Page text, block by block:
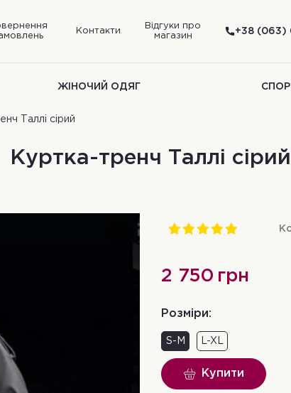
Контакти
Відгуки про
магазин
+38 (063)
ЖІНОЧИЙ ОДЯГ
Таллі сірий
Куртка-тренч Таллі сірий
2 750 грн
Розміри:
S-M L-XL
Купити